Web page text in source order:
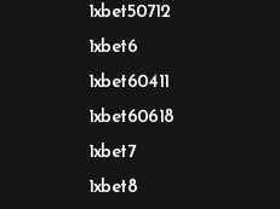
1xbet50712
1xbet6
1xbet60411
1xbet60618
1xbet7
1xbet8